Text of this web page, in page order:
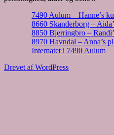
7490 Aulum – Hanne’s
8660 Skanderborg –
8850 Bjerringbro –
8970 Havndal – Anna’s
Internatet i 7490 Aulum
Drevet af WordPress